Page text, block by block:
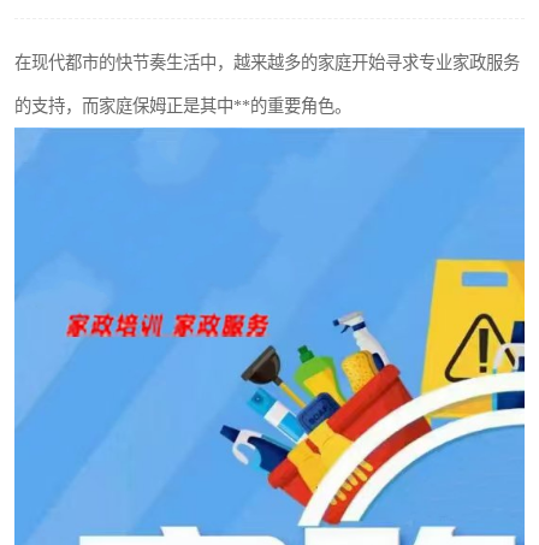
在现代都市的快节奏生活中，越来越多的家庭开始寻求专业家政服务
的支持，而家庭保姆正是其中**的重要角色。